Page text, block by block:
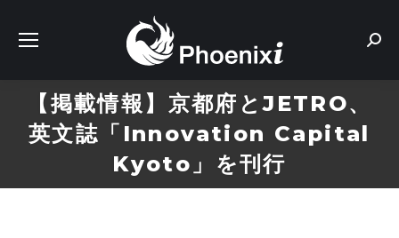
【掲載情報】京都府とJETRO、
英文誌「Innovation Capital
Kyoto」を刊行